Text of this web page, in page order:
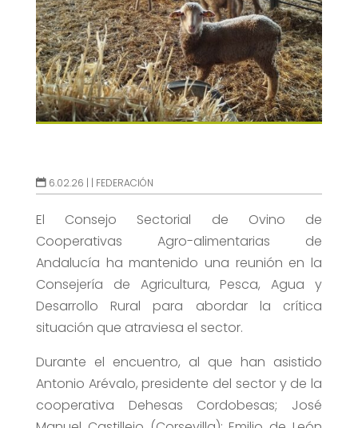
6.02.26 | | FEDERACIÓN
El Consejo Sectorial de Ovino de
Cooperativas Agro-alimentarias de
Andalucía ha mantenido una reunión en la
Consejería de Agricultura, Pesca, Agua y
Desarrollo Rural para abordar la crítica
situación que atraviesa el sector.
Durante el encuentro, al que han asistido
Antonio Arévalo, presidente del sector y de la
cooperativa Dehesas Cordobesas; José